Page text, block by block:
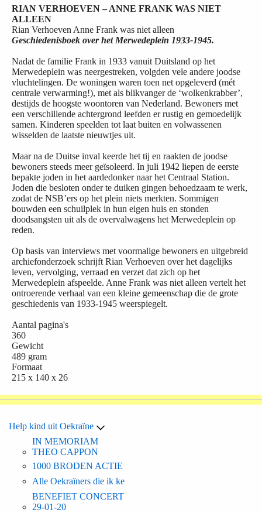
RIAN VERHOEVEN – ANNE FRANK WAS NIET
ALLEEN
Rian Verhoeven Anne Frank was niet alleen
Geschiedenisboek over het Merwedeplein 1933-1945.
Nadat de familie Frank in 1933 vanuit Duitsland op het
Merwedeplein was neergestreken, volgden vele andere joodse
vluchtelingen. De woningen waren toen net opgeleverd (mét
centrale verwarming!), met als blikvanger de ‘wolkenkrabber’,
destijds de hoogste woontoren van Nederland. Bewoners met
een verschillende achtergrond leefden er rustig en gemoedelijk
samen. Kinderen speelden tot laat buiten en volwassenen
wisselden de laatste nieuwtjes uit.
Maar na de Duitse inval keerde het tij en raakten de joodse
bewoners steeds meer geïsoleerd. In juli 1942 liepen de eerste
bepakte joden in het aardedonker naar het Centraal Station.
Joden die besloten onder te duiken gingen behoedzaam te werk,
zodat de NSB’ers op het plein niets merkten. Sommigen
bouwden een schuilplek in hun eigen huis en stonden
doodsangsten uit als de overvalwagens het Merwedeplein op
reden.
Op basis van interviews met voormalige bewoners en uitgebreid
archiefonderzoek schrijft Rian Verhoeven over het dagelijks
leven, vervolging, verraad en verzet dat zich op het
Merwedeplein afspeelde. Anne Frank was niet alleen vertelt het
ontroerende verhaal van een kleine gemeenschap die de grote
geschiedenis van 1933-1945 weerspiegelt.
Aantal pagina's
360
Gewicht
489 gram
Formaat
215 x 140 x 26
Help kind uit Oekraïne
IN MEMORIAM
THEO CAPPON
1000 BRODEN ACTIE
Alle Oekraïners die ik ke
BENEFIET CONCERT
29-01-20